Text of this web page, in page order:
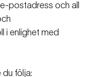
postadress och all
i enlighet med
du följa: